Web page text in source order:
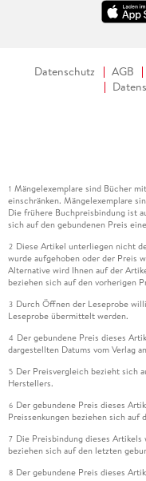
Datenschutz AGB
1 Mängelexemplare sind Bücher
einschränken. Mängelexemplare
Die frühere Buchpreisbindung ist
sich auf den gebundenen Preis
2 Diese Artikel unterliegen nicht
wurde aufgehoben oder der Preis
Alternative wird Ihnen auf der
beziehen sich auf den vorherigen
3 Durch Öffnen der Leseprobe
Leseprobe übermittelt werden.
4 Der gebundene Preis dieses
dargestellten Datums vom Verlag
5 Der Preisvergleich bezieht sich
Herstellers.
6 Der gebundene Preis dieses
Preissenkungen beziehen sich auf
7 Die Preisbindung dieses Artikels
beziehen sich auf den letzten
8 Der gebundene Preis dieses